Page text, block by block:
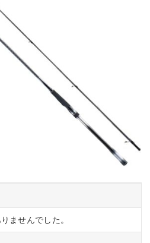
ませんでした。